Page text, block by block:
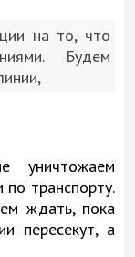
на то, что
Будем
уничтожаем
по транспорту.
ждать, пока
пересекут, а